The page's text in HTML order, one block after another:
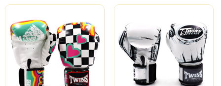
thể
chọn
trên
trang
sản
phẩm
thể
chọn
trên
trang
sản
phẩm